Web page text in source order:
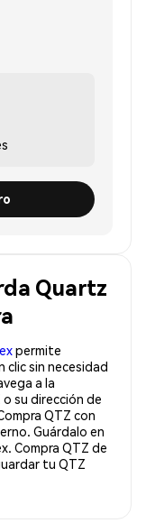
Quartz
permite
clic sin necesidad
a la
o su dirección de
QTZ con
Guárdalo en
Compra QTZ de
tu QTZ